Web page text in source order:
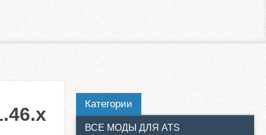
Категории
ВСЕ МОДЫ ДЛЯ ATS